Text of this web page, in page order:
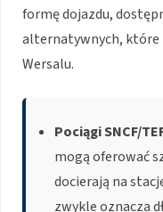
formę dojazdu,
alternatywnych, które
Wersalu.
Pociągi SNCF/
mogą oferować
docierają na
zwykle oznacza